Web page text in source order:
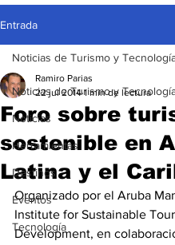
Entrada
Noticias de Turismo y
Noticias
Herramientas
Destinos
Eventos
Tecnología
Noticias de Turismo y
Foro sobre
sostenible en
Latina y el
Ramiro Parias
22 jul 2014 1 min de lectura
Organizado por el Aruba
Institute for Sustainable
Development, en